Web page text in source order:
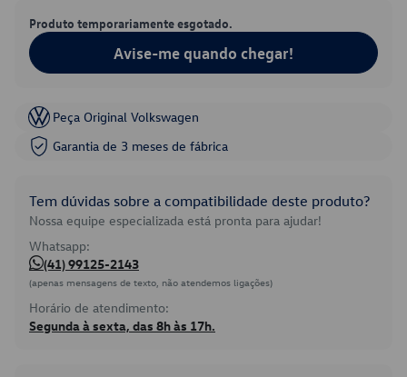
Produto temporariamente esgotado.
Avise-me quando chegar!
Peça Original Volkswagen
Garantia de 3 meses de fábrica
Tem dúvidas sobre a compatibilidade deste produto?
Nossa equipe especializada está pronta para ajudar!
Whatsapp:
(41) 99125-2143
(apenas mensagens de texto, não atendemos ligações)
Horário de atendimento:
Segunda à sexta, das 8h às 17h.